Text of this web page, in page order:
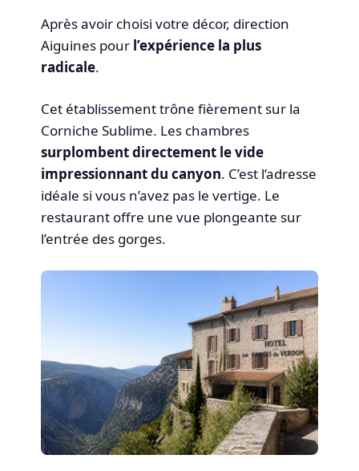
Après avoir choisi votre décor, direction
Aiguines pour l’expérience la plus
radicale.
Cet établissement trône fièrement sur la
Corniche Sublime. Les chambres
surplombent directement le vide
impressionnant du canyon. C’est l’adresse
idéale si vous n’avez pas le vertige. Le
restaurant offre une vue plongeante sur
l’entrée des gorges.